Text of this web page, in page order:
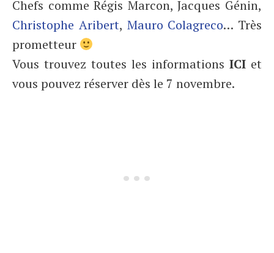
Chefs comme Régis Marcon, Jacques Génin,
Christophe Aribert, Mauro Colagreco… Très
prometteur
Vous trouvez toutes les informations ICI et
vous pouvez réserver dès le 7 novembre.